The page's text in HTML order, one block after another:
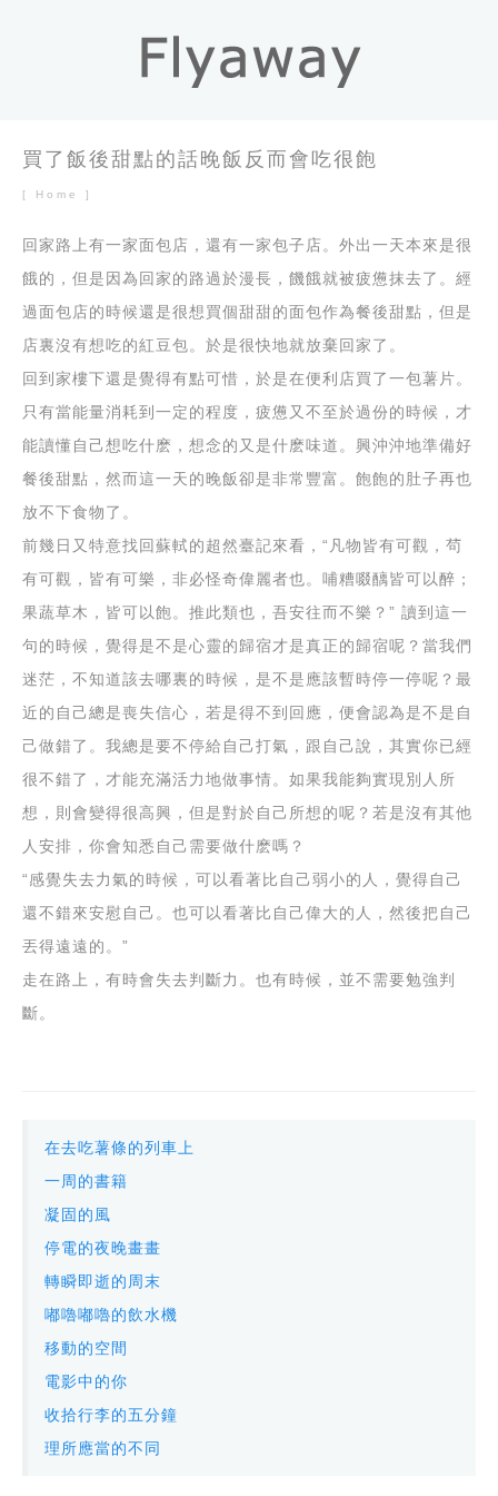
買了飯後甜點的話晚飯反而會吃很飽
[ Home ]
回家路上有一家面包店，還有一家包子店。外出一天本來是很
餓的，但是因為回家的路過於漫長，饑餓就被疲憊抹去了。經
過面包店的時候還是很想買個甜甜的面包作為餐後甜點，但是
店裏沒有想吃的紅豆包。於是很快地就放棄回家了。
回到家樓下還是覺得有點可惜，於是在便利店買了一包薯片。
只有當能量消耗到一定的程度，疲憊又不至於過份的時候，才
能讀懂自己想吃什麽，想念的又是什麽味道。興沖沖地準備好
餐後甜點，然而這一天的晚飯卻是非常豐富。飽飽的肚子再也
放不下食物了。
前幾日又特意找回蘇軾的超然臺記來看，“凡物皆有可觀，茍
有可觀，皆有可樂，非必怪奇偉麗者也。哺糟啜醨皆可以醉；
果蔬草木，皆可以飽。推此類也，吾安往而不樂？” 讀到這一
句的時候，覺得是不是心靈的歸宿才是真正的歸宿呢？當我們
迷茫，不知道該去哪裏的時候，是不是應該暫時停一停呢？最
近的自己總是喪失信心，若是得不到回應，便會認為是不是自
己做錯了。我總是要不停給自己打氣，跟自己說，其實你已經
很不錯了，才能充滿活力地做事情。如果我能夠實現別人所
想，則會變得很高興，但是對於自己所想的呢？若是沒有其他
人安排，你會知悉自己需要做什麽嗎？
“感覺失去力氣的時候，可以看著比自己弱小的人，覺得自己
還不錯來安慰自己。也可以看著比自己偉大的人，然後把自己
丟得遠遠的。”
走在路上，有時會失去判斷力。也有時候，並不需要勉強判
斷。
在去吃薯條的列車上
一周的書籍
凝固的風
停電的夜晚畫畫
轉瞬即逝的周末
嘟嚕嘟嚕的飲水機
移動的空間
電影中的你
收拾行李的五分鐘
理所應當的不同